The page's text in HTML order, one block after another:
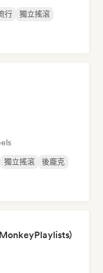
行
獨立搖滾
獨立搖滾
後龐克